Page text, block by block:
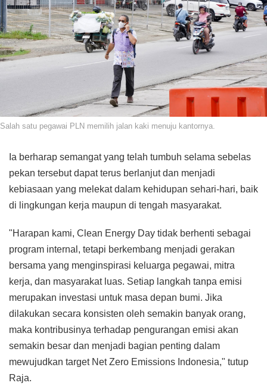
Salah satu pegawai PLN memilih jalan kaki menuju kantornya.
Ia berharap semangat yang telah tumbuh selama sebelas
pekan tersebut dapat terus berlanjut dan menjadi
kebiasaan yang melekat dalam kehidupan sehari-hari, baik
di lingkungan kerja maupun di tengah masyarakat.
"Harapan kami, Clean Energy Day tidak berhenti sebagai
program internal, tetapi berkembang menjadi gerakan
bersama yang menginspirasi keluarga pegawai, mitra
kerja, dan masyarakat luas. Setiap langkah tanpa emisi
merupakan investasi untuk masa depan bumi. Jika
dilakukan secara konsisten oleh semakin banyak orang,
maka kontribusinya terhadap pengurangan emisi akan
semakin besar dan menjadi bagian penting dalam
mewujudkan target Net Zero Emissions Indonesia," tutup
Raja.